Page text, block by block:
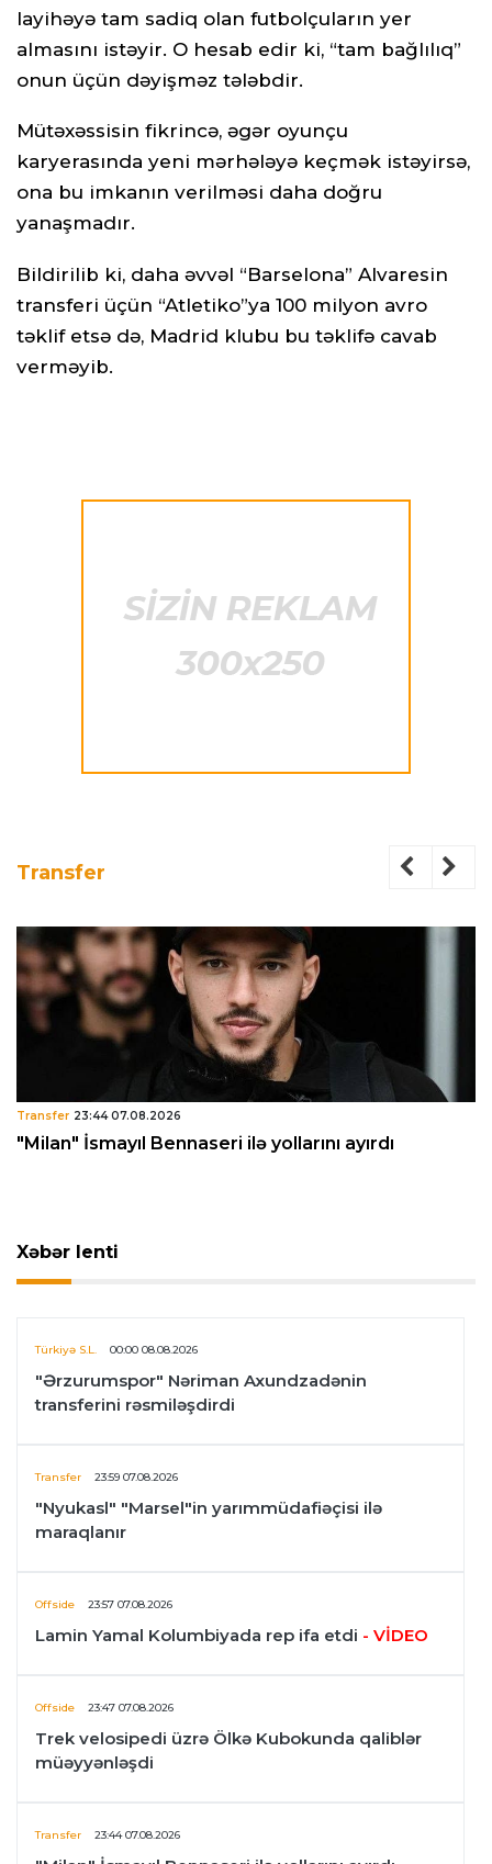
layihəyə tam sadiq olan futbolçuların yer
almasını istəyir. O hesab edir ki, “tam bağlılıq”
onun üçün dəyişməz tələbdir.
Mütəxəssisin fikrincə, əgər oyunçu
karyerasında yeni mərhələyə keçmək istəyirsə,
ona bu imkanın verilməsi daha doğru
yanaşmadır.
Bildirilib ki, daha əvvəl “Barselona” Alvaresin
transferi üçün “Atletiko”ya 100 milyon avro
təklif etsə də, Madrid klubu bu təklifə cavab
verməyib.
Transfer
Transfer 23:44 07.08.2026
"Milan" İsmayıl Bennaseri ilə yollarını ayırdı
Xəbər lenti
Türkiyə S.L. 00:00 08.08.2026
"Ərzurumspor" Nəriman Axundzadənin
transferini rəsmiləşdirdi
Transfer 23:59 07.08.2026
"Nyukasl" "Marsel"in yarımmüdafiəçisi ilə
maraqlanır
Offside 23:57 07.08.2026
Lamin Yamal Kolumbiyada rep ifa etdi - VİDEO
Offside 23:47 07.08.2026
Trek velosipedi üzrə Ölkə Kubokunda qaliblər
müəyyənləşdi
Transfer 23:44 07.08.2026